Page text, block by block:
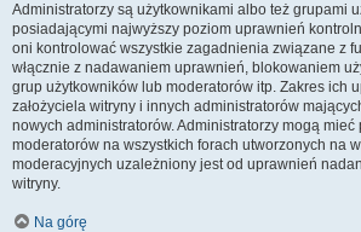
Administratorzy są użytkownikami albo też grupami
posiadającymi najwyższy poziom uprawnień
oni kontrolować wszystkie zagadnienia związane z
włącznie z nadawaniem uprawnień, blokowaniem
grup użytkowników lub moderatorów itp. Zakres ich
założyciela witryny i innych administratorów
nowych administratorów. Administratorzy mogą mieć
moderatorów na wszystkich forach utworzonych na
moderacyjnych uzależniony jest od uprawnień
witryny.
Na górę